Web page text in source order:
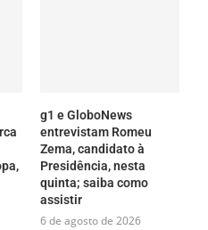
g1 e GloboNews
entrevistam Romeu
Zema, candidato à
Presidência, nesta
quinta; saiba como
assistir
6 de agosto de 2026